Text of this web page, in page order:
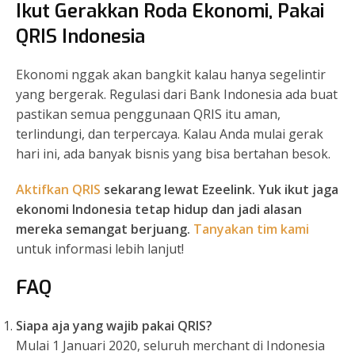
Ikut Gerakkan Roda Ekonomi, Pakai
QRIS Indonesia
Ekonomi nggak akan bangkit kalau hanya segelintir
yang bergerak. Regulasi dari Bank Indonesia ada buat
pastikan semua penggunaan QRIS itu aman,
terlindungi, dan terpercaya. Kalau Anda mulai gerak
hari ini, ada banyak bisnis yang bisa bertahan besok.
Aktifkan QRIS sekarang lewat Ezeelink. Yuk ikut jaga
ekonomi Indonesia tetap hidup dan jadi alasan
mereka semangat berjuang. Tanyakan tim kami
untuk informasi lebih lanjut!
FAQ
Siapa aja yang wajib pakai QRIS?
Mulai 1 Januari 2020, seluruh merchant di Indonesia